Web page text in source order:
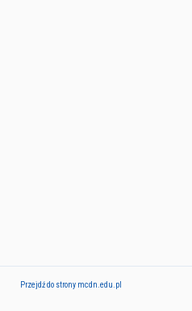
Przejdź do strony mcdn.edu.pl